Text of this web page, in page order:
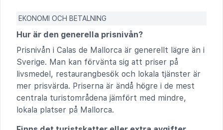
EKONOMI OCH BETALNING
Hur är den generella prisnivån?
Prisnivån i Calas de Mallorca är generellt lägre än i
Sverige. Man kan förvänta sig att priser på
livsmedel, restaurangbesök och lokala tjänster är
mer prisvärda. Priserna är ändå högre i de mest
centrala turistområdena jämfört med mindre,
lokala platser på Mallorca.